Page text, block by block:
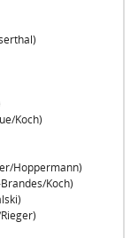
Koch)
Hoppermann)
Koch)